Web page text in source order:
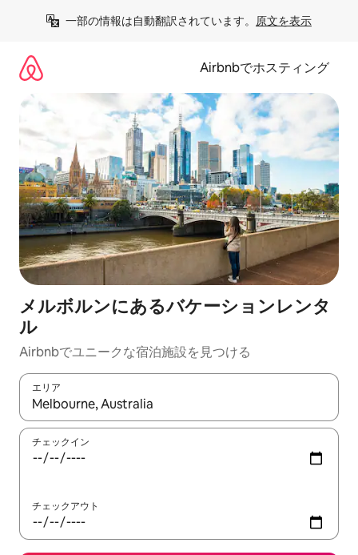
一部の情報は自動翻訳されています。 原文を表示
Airbnbでホスティング
メルボルンにあるバケーションレンタ
ル
Airbnbでユニークな宿泊施設を見つける
エリア
検索結果が表示されたら、上下の矢印キーを使って移動するか
チェックイン
チェックアウト